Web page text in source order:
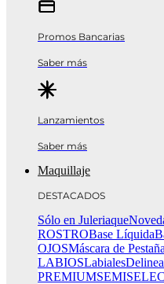
Promos Bancarias
Saber más
Lanzamientos
Saber más
Maquillaje
DESTACADOS
Sólo en Juleriaque
ROSTROBase Líquida
OJOSMáscara de
LABIOSLabiales
PREMIUM